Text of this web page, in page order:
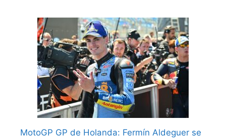
MotoGP GP de Holanda: Fermín Aldeguer se